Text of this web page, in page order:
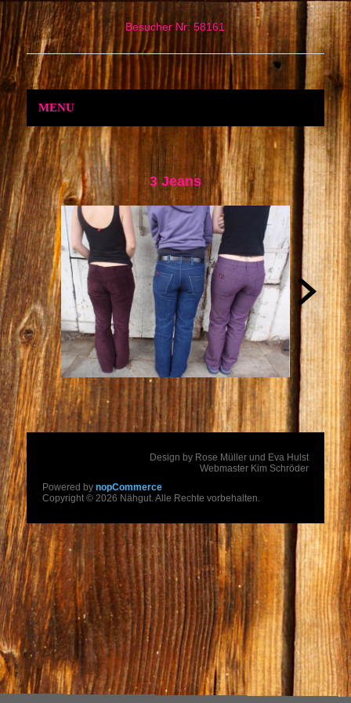
Besucher Nr: 58161
MENU
3 Jeans
Design by Rose Müller und Eva Hulst
Webmaster Kim Schröder
Powered by nopCommerce
Copyright © 2026 Nähgut. Alle Rechte vorbehalten.